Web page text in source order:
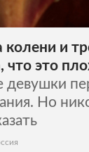
и
что это
девушки
Но